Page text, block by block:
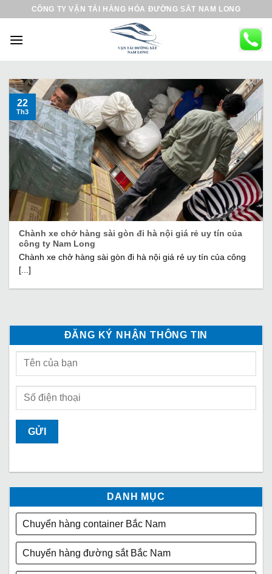
CÔNG TY VẬN TẢI HÀNG HÓA ĐƯỜNG SẮT NAM LONG
Chành xe chở hàng sài gòn đi hà nội giá rẻ uy tín của
công ty Nam Long
Chành xe chở hàng sài gòn đi hà nội giá rẻ uy tín của công
[...]
22
Th3
ĐĂNG KÝ NHẬN THÔNG TIN
DANH MỤC
Chuyển hàng container Bắc Nam
Chuyển hàng đường sắt Bắc Nam